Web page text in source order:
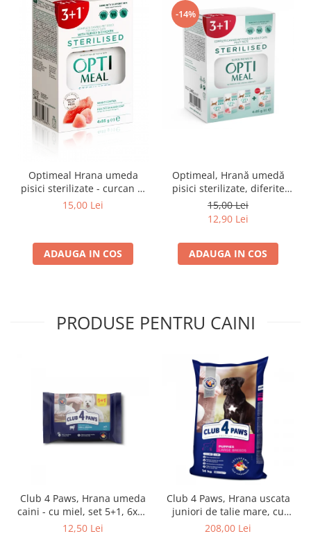
Optimeal Hrana umeda
pisici sterilizate - curcan si
pui in sos, set 3+1,
15,00 Lei
ADAUGA IN COS
-14%
Optimeal, Hrană umedă
pisici sterilizate, diferite
arome, (3+1), 0.34kg
15,00 Lei
12,90 Lei
ADAUGA IN COS
PRODUSE PENTRU CAINI
Club 4 Paws, Hrana umeda
caini - cu miel, set 5+1, 6x80
g
12,50 Lei
Club 4 Paws, Hrana uscata
juniori de talie mare, cu
pui, 14kg
208,00 Lei